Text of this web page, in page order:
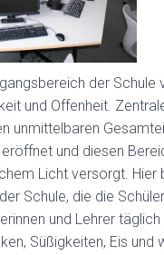
der Schule
und Offenheit.
unmittelbaren
und diesen
Licht versorgt. Hier
Schule, die die
und Lehrer
Süßigkeiten, Eis und